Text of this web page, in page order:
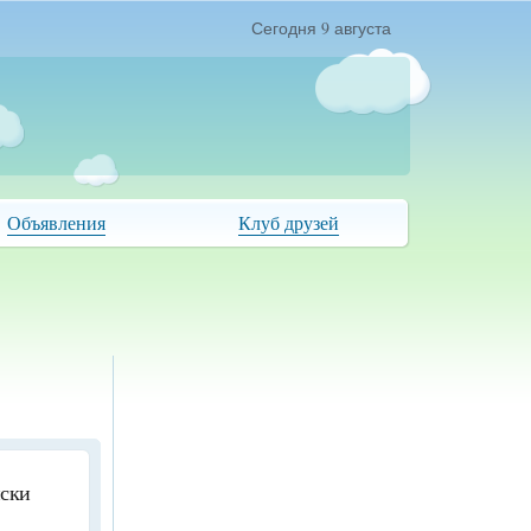
Сегодня 9 августа
Объявления Клуб друзей